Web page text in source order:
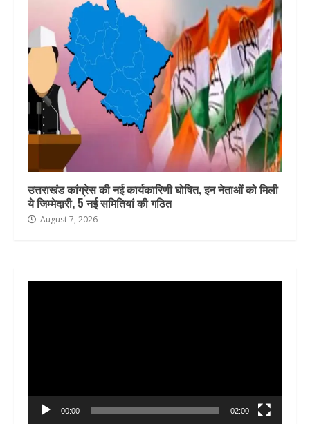
उत्तराखंड कांग्रेस की नई कार्यकारिणी घोषित, इन नेताओं को मिली
ये जिम्मेदारी, 5 नई समितियां की गठित
August 7, 2026
00:00 02:00